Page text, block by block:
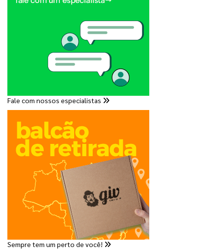
Fale com nossos especialistas
Sempre tem um perto de você!